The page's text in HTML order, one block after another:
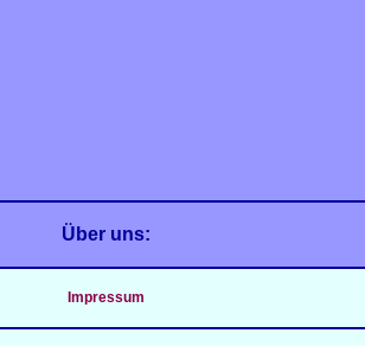
Über uns:
Impressum